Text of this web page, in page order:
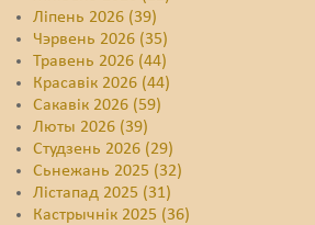
Ліпень 2026 (39)
Чэрвень 2026 (35)
Травень 2026 (44)
Красавік 2026 (44)
Сакавік 2026 (59)
Люты 2026 (39)
Студзень 2026 (29)
Сьнежань 2025 (32)
Лістапад 2025 (31)
Кастрычнік 2025 (36)